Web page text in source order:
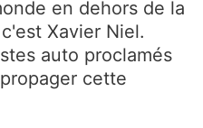
en dehors de la
Xavier Niel.
auto proclamés
cette